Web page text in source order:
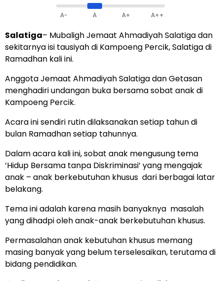
A- A A+ A++
Salatiga– Mubaligh Jemaat Ahmadiyah Salatiga dan
sekitarnya isi tausiyah di Kampoeng Percik, Salatiga di
Ramadhan kali ini.
Anggota Jemaat Ahmadiyah Salatiga dan Getasan
menghadiri undangan buka bersama sobat anak di
Kampoeng Percik.
Acara ini sendiri rutin dilaksanakan setiap tahun di
bulan Ramadhan setiap tahunnya.
Dalam acara kali ini, sobat anak mengusung tema
‘Hidup Bersama tanpa Diskriminasi’ yang mengajak
anak – anak berkebutuhan khusus dari berbagai latar
belakang.
Tema ini adalah karena masih banyaknya masalah
yang dihadpi oleh anak-anak berkebutuhan khusus.
Permasalahan anak kebutuhan khusus memang
masing banyak yang belum terselesaikan, terutama di
bidang pendidikan.